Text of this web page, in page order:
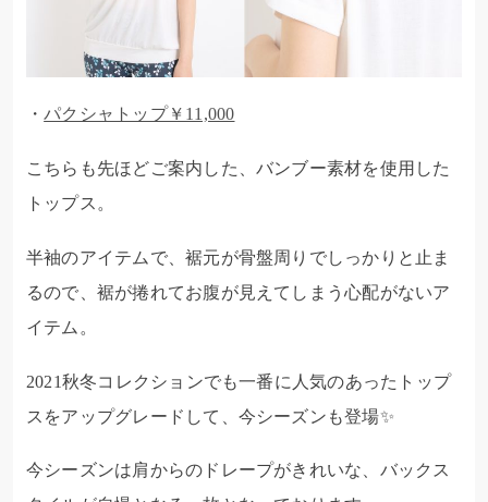
・パクシャトップ￥11,000
こちらも先ほどご案内した、バンブー素材を使用した
トップス。
半袖のアイテムで、裾元が骨盤周りでしっかりと止ま
るので、裾が捲れてお腹が見えてしまう心配がないア
イテム。
2021秋冬コレクションでも一番に人気のあったトップ
スをアップグレードして、今シーズンも登場✨
今シーズンは肩からのドレープがきれいな、バックス